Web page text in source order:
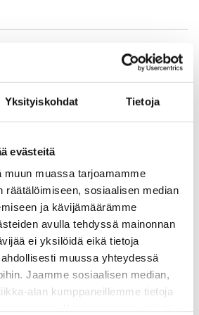
Yksityiskohdat Tietoja
evästeitä
muun muassa tarjoamamme
räätälöimiseen, sosiaalisen median
ja kävijämäärämme
avulla tehdyssä mainonnan
ei yksilöidä eikä tietoja
muussa yhteydessä
Jaamme sosiaalisen median,
alan kumppaneillemme tietoja
vuokraan
itse sähkösopimuksen.